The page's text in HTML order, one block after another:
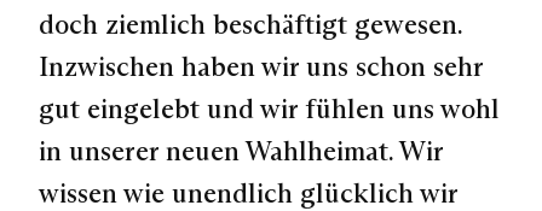
doch ziemlich beschäftigt gewesen.
Inzwischen haben wir uns schon sehr
gut eingelebt und wir fühlen uns wohl
in unserer neuen Wahlheimat. Wir
wissen wie unendlich glücklich wir